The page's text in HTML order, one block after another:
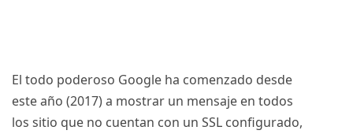
El todo poderoso Google ha comenzado desde
este año (2017) a mostrar un mensaje en todos
los sitio que no cuentan con un SSL configurado,